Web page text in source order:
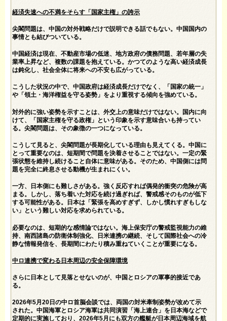
経済失速への不満をそらす「国家主権」の誇示
尖閣問題は、中国の対外戦略だけで説明できる話でもない。中国国内の
事情とも結びついている。
中国経済は現在、不動産市場の低迷、地方政府の債務問題、若年層の失
業率上昇など、複数の課題を抱えている。かつてのような高い経済成長
は鈍化し、社会全体に将来への不安も広がっている。
こうした状況の中で、中国政府は経済成長だけでなく、「国家の統一」
や「領土・海洋権益を守る姿勢」をより重視する傾向を強めている。
対外的に強い姿勢を示すことは、外交上の意味だけではない。国内に向
けて、「国家主権を守る政権」という印象を示す意味合いも持ってい
る。尖閣問題は、その象徴の一つになっている。
こうして見ると、尖閣問題が長期化している理由も見えてくる。中国に
とって重要なのは、短期間で問題を決着させることではない。一定の緊
張状態を維持し続けること自体に意味がある。そのため、中国側には問
題を完全に終息させる動機が生まれにくい。
一方、日本側にも難しさがある。強く反応すれば偶発的衝突の危険が高
まる。しかし、落ち着いた対応を続け過ぎれば、警戒感そのものが低下
する可能性がある。日本は「緊張を高めすぎず、しかし慣れすぎもしな
い」という難しい対応を求められている。
必要なのは、短期的な感情論ではない。海上保安庁の警戒監視能力の維
持、南西諸島の防衛体制強化、日米連携の継続、そして国際社会への冷
静な情報発信を、長期間にわたり積み重ねていくことが重要になる。
中ロ連携で変わる日本周辺の安全保障環境
さらに日本として見落とせないのが、中国とロシアの軍事的接近であ
る。
2026年5月20日の中ロ首脳会談では、両国の対米牽制姿勢が改めて示
された。中国海軍とロシア海軍は共同演習「海上連合」を日本海などで
定期的に実施しており、2026年5月にも双方の艦艇が日本周辺海域を航